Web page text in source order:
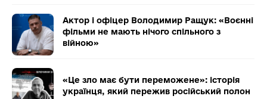
Актор і офіцер Володимир Ращук: «Воєнні
фільми не мають нічого спільного з
війною»
«Це зло має бути переможене»: історія
українця, який пережив російський полон